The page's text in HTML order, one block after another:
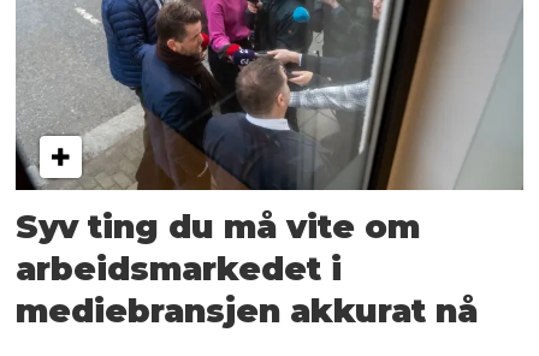
Syv ting du må vite om
arbeidsmarkedet i
mediebransjen akkurat nå